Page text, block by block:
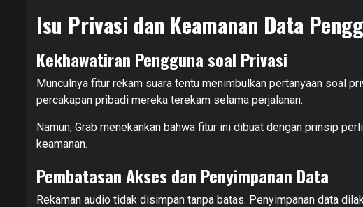
Isu Privasi dan Keamanan Data
Kekhawatiran Pengguna soal Privasi
Munculnya fitur rekam suara tentu menimbulkan pertanyaan soal
percakapan pribadi mereka terekam selama perjalanan.
Namun, Grab menekankan bahwa fitur ini dibuat dengan prinsip
keamanan.
Pembatasan Akses dan Penyimpanan Data
Rekaman audio tidak disimpan tanpa batas. Penyimpanan data